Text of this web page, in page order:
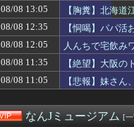
【画像】イマドキ女子「クレ
【動画】エアコン業者「エア
【画像】女の子「お●ぱいデ
【画像】作り上げたデカ乳デ
【画像】佐倉綾音(32)、自分
ディズニーJK、友達と脚の細
【絶望】大阪のトイレ、究極
【画像】このアダルティック
【速報】オタク、とうとう入
08/08 13:05
【胸糞】北海
08/08 12:35
【恫喝】パパ
08/08 12:05
人んちで宅飲み
08/08 11:35
【絶望】大阪
08/08 11:05
【悲報】妹さ
なんJミュージアム [